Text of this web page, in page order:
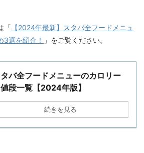
「 【2024年最新】スタバ全フードメニュ
3選を紹介！
」をご覧ください。
バ全フードメニューのカロリー
段一覧【2024年版】
続きを見る